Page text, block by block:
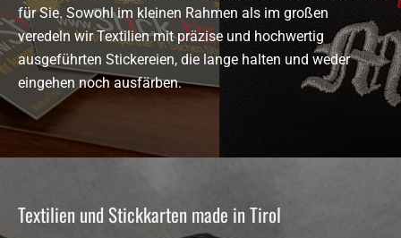
für Sie. Sowohl im kleinen Rahmen als im großen
veredeln wir Textilien mit präzise und hochwertig
ausgeführten Stickereien, die lange halten und weder
eingehen noch ausfärben.
Textilien und Stickkarten made in Tirol